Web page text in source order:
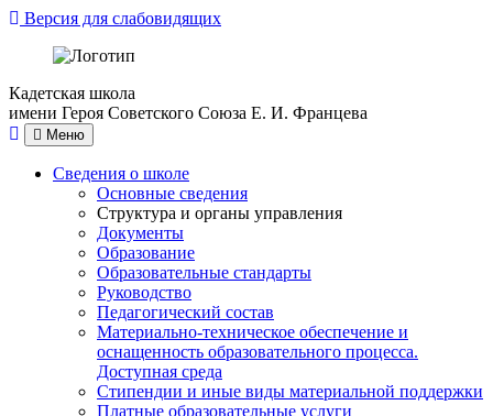
Версия для слабовидящих
Кадетская школа
имени Героя Советского Союза Е. И. Францева
Меню
Сведения о школе
Основные сведения
Структура и органы управления
Документы
Образование
Образовательные стандарты
Руководство
Педагогический состав
Материально-техническое обеспечение и
оснащенность образовательного процесса.
Доступная среда
Стипендии и иные виды материальной поддержки
Платные образовательные услуги